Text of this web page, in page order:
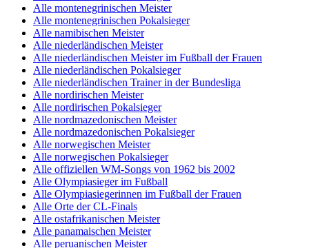
Alle montenegrinischen Meister
Alle montenegrinischen Pokalsieger
Alle namibischen Meister
Alle niederländischen Meister
Alle niederländischen Meister im Fußball der Frauen
Alle niederländischen Pokalsieger
Alle niederländischen Trainer in der Bundesliga
Alle nordirischen Meister
Alle nordirischen Pokalsieger
Alle nordmazedonischen Meister
Alle nordmazedonischen Pokalsieger
Alle norwegischen Meister
Alle norwegischen Pokalsieger
Alle offiziellen WM-Songs von 1962 bis 2002
Alle Olympiasieger im Fußball
Alle Olympiasiegerinnen im Fußball der Frauen
Alle Orte der CL-Finals
Alle ostafrikanischen Meister
Alle panamaischen Meister
Alle peruanischen Meister